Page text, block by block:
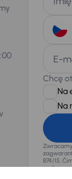
E-
Chcę
Na
Na
874/15,
osobowe